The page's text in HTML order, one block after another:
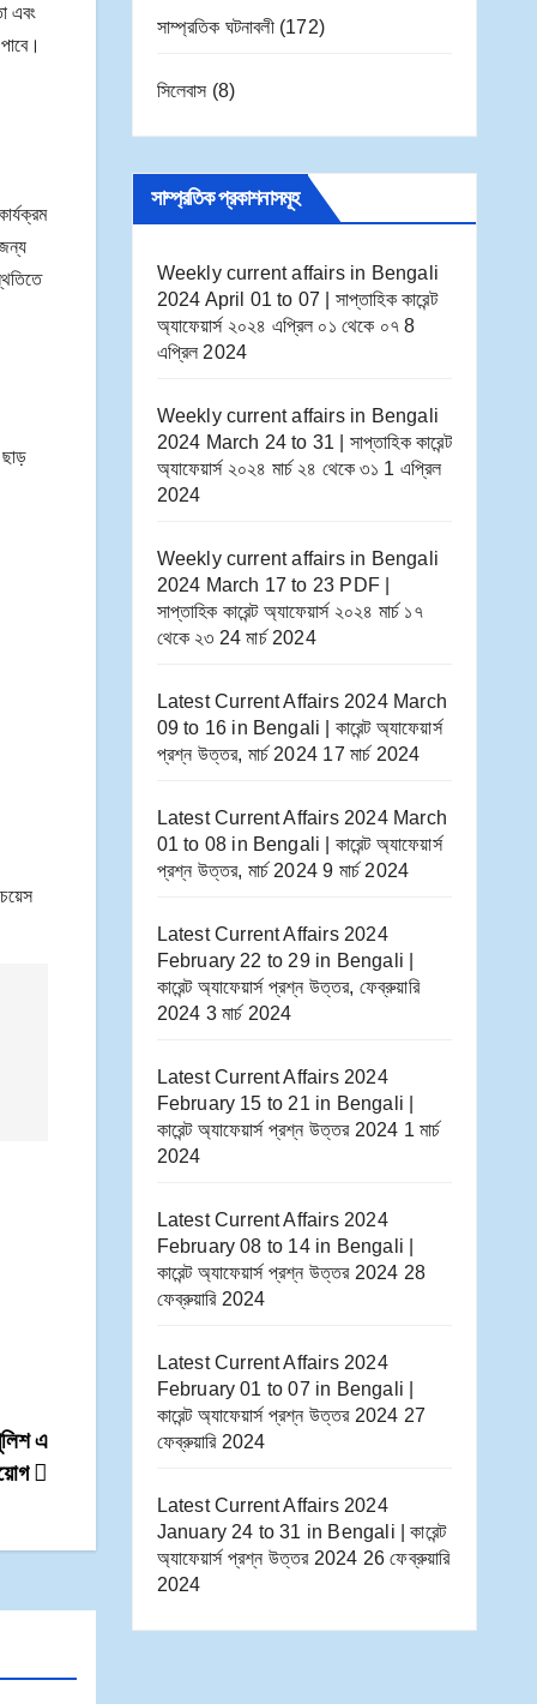
এবং
ছাড়
এ
সাম্প্রতিক ঘটনাবলী(172)
সিলেবাস (8)
সাম্প্রতিক প্রকাশনাসমূহ
Weekly current affairs in Bengali
2024 April 01 to 07 | সাপ্তাহিক কারেন্ট
অ্যাফেয়ার্স ২০২৪ এপ্রিল ০১ থেকে ০৭ 8
এপ্রিল 2024
Weekly current affairs in Bengali
2024 March 24 to 31 | সাপ্তাহিক কারেন্ট
অ্যাফেয়ার্স ২০২৪ মার্চ ২৪ থেকে ৩১ 1 এপ্রিল
2024
Weekly current affairs in Bengali
2024 March 17 to 23 PDF |
সাপ্তাহিক কারেন্ট অ্যাফেয়ার্স ২০২৪ মার্চ ১৭
থেকে ২৩ 24 মার্চ 2024
Latest Current Affairs 2024 March
09 to 16​ in Bengali | কারেন্ট অ্যাফেয়ার্স
প্রশ্ন উত্তর, মার্চ 2024 17 মার্চ 2024
Latest Current Affairs 2024 March
01 to 08​ in Bengali | কারেন্ট অ্যাফেয়ার্স
প্রশ্ন উত্তর, মার্চ 2024 9 মার্চ 2024
Latest Current Affairs 2024
February 22 to 29​ in Bengali |
কারেন্ট অ্যাফেয়ার্স প্রশ্ন উত্তর, ফেব্রুয়ারি
2024 3 মার্চ 2024
Latest Current Affairs 2024
February 15 to 21​ in Bengali |
কারেন্ট অ্যাফেয়ার্স প্রশ্ন উত্তর 2024 1 মার্চ
2024
Latest Current Affairs 2024
February 08 to 14​ in Bengali |
কারেন্ট অ্যাফেয়ার্স প্রশ্ন উত্তর 2024 28
ফেব্রুয়ারি 2024
Latest Current Affairs 2024
February 01 to 07​ in Bengali |
কারেন্ট অ্যাফেয়ার্স প্রশ্ন উত্তর 2024 27
ফেব্রুয়ারি 2024
Latest Current Affairs 2024
January 24 to 31​ in Bengali | কারেন্ট
অ্যাফেয়ার্স প্রশ্ন উত্তর 2024 26 ফেব্রুয়ারি
2024